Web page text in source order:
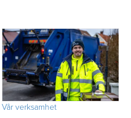
Vår verksamhet